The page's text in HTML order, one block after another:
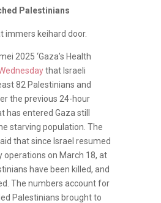
Palestinians
immers keihard door.
2025 ‘Gaza’s Health
that Israeli
82 Palestinians and
the previous 24-hour
has entered Gaza still
starving population. The
that since Israel resumed
operations on March 18, at
have been killed, and
The numbers account for
Palestinians brought to